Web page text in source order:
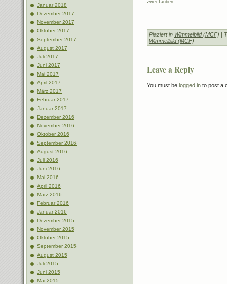
Januar 2018
Dezember 2017
November 2017
Oktober 2017
September 2017
August 2017
Juli 2017
Juni 2017
Mai 2017
April 2017
März 2017
Februar 2017
Januar 2017
Dezember 2016
November 2016
Oktober 2016
September 2016
August 2016
Juli 2016
Juni 2016
Mai 2016
April 2016
März 2016
Februar 2016
Januar 2016
Dezember 2015
November 2015
Oktober 2015
September 2015
August 2015
Juli 2015
Juni 2015
Mai 2015
zwei Tauben
Plaziert in Wimmelbild (MCF) |
Wimmelbild (MCF)
Leave a Reply
You must be logged in to post a